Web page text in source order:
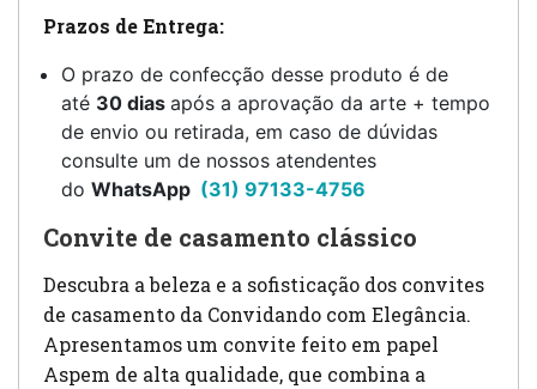
Prazos de Entrega:
O prazo de confecção desse produto é de
até 30 dias após a aprovação da arte + tempo
de envio ou retirada, em caso de dúvidas
consulte um de nossos atendentes
do WhatsApp (31) 97133-4756
Convite de casamento clássico
Descubra a beleza e a sofisticação dos convites
de casamento da Convidando com Elegância.
Apresentamos um convite feito em papel
Aspem de alta qualidade, que combina a